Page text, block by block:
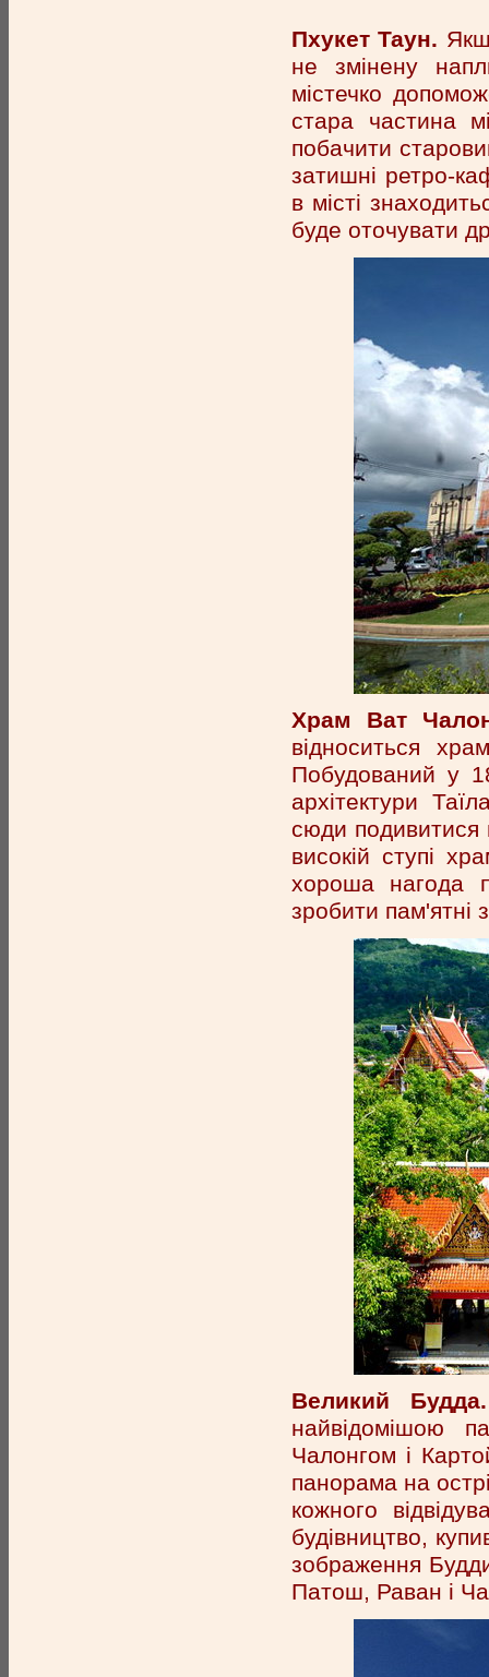
Пхукет Таун.
не змінену
містечко
стара частина
побачити
затишні ретро-
в місті
буде оточувати
Храм Ват
відноситься
Побудований у
архітектури
сюди подивитися
високій ступі
хороша нагода
зробити пам'ятні
Великий Будда.
найвідомішою
Чалонгом і
панорама на
кожного
будівництво,
зображення
Патош, Раван і